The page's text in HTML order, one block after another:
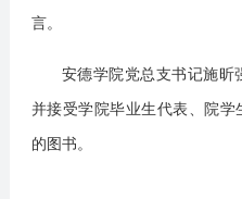
言。
安德学院党总支书记施昕
并接受学院毕业生代表、院
的图书。